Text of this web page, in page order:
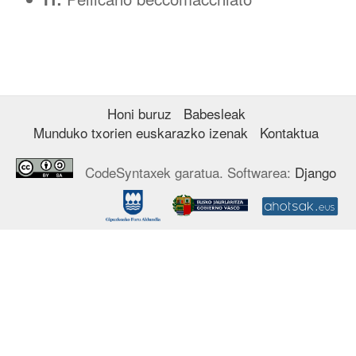
Honi buruz
Babesleak
Munduko txorien euskarazko izenak
Kontaktua
CodeSyntaxek garatua. Softwarea: Django